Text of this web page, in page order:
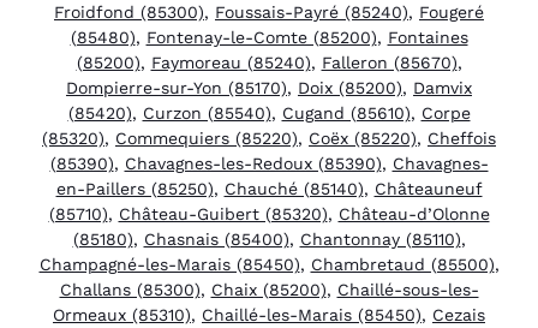
Froidfond (85300), Foussais-Payré (85240), Fougeré
(85480), Fontenay-le-Comte (85200), Fontaines
(85200), Faymoreau (85240), Falleron (85670),
Dompierre-sur-Yon (85170), Doix (85200), Damvix
(85420), Curzon (85540), Cugand (85610), Corpe
(85320), Commequiers (85220), Coëx (85220), Cheffois
(85390), Chavagnes-les-Redoux (85390), Chavagnes-
en-Paillers (85250), Chauché (85140), Châteauneuf
(85710), Château-Guibert (85320), Château-d’Olonne
(85180), Chasnais (85400), Chantonnay (85110),
Champagné-les-Marais (85450), Chambretaud (85500),
Challans (85300), Chaix (85200), Chaillé-sous-les-
Ormeaux (85310), Chaillé-les-Marais (85450), Cezais